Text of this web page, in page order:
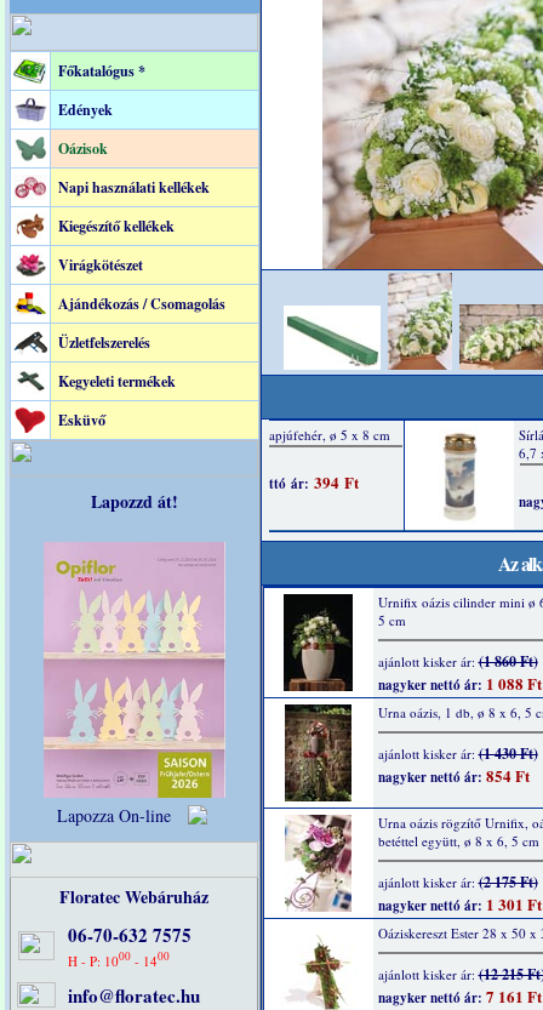
Főkatalógus *
Edények
Oázisok
Napi használati kellékek
Kiegészítő kellékek
Virágkötészet
Ajándékozás / Csomagolás
Üzletfelszerelés
Kegyeleti termékek
Esküvő
Lapozzd át!
Lapozza On-line
Floratec Webáruház
06-70-632 7575
H - P: 1000 - 1400
info@floratec.hu
Az
Urnifix oázis cilinder mini ø
5 cm
ajánlott kisker ár:(1 860 Ft)
nagyker nettó ár: 1 088 Ft
Urna oázis, 1 db, ø 8 x 6, 5
ajánlott kisker ár:(1 430 Ft)
nagyker nettó ár: 854 Ft
Urna oázis rögzítő Urnifix,
betéttel együtt, ø 8 x 6, 5 cm
ajánlott kisker ár:(2 175 Ft)
nagyker nettó ár: 1 301 Ft
Oáziskereszt Ester 28 x 50 x
ajánlott kisker ár:(12 215
nagyker nettó ár: 7 161 Ft